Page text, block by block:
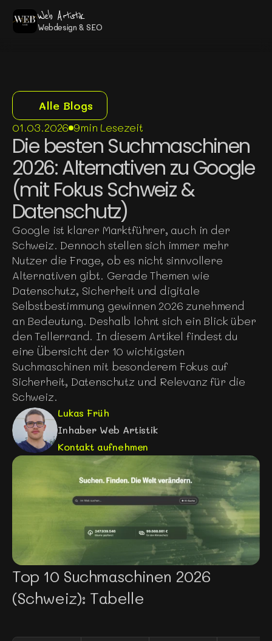
Web Artistik
Webdesign & SEO
Alle Blogs
01.03.2026 9min Lesezeit
Die besten Suchmaschinen
2026: Alternativen zu Google
(mit Fokus Schweiz &
Datenschutz)
Google ist klarer Marktführer, auch in der
Schweiz. Dennoch stellen sich immer mehr
Nutzer die Frage, ob es nicht sinnvollere
Alternativen gibt. Gerade Themen wie
Datenschutz, Sicherheit und digitale
Selbstbestimmung gewinnen 2026 zunehmend
an Bedeutung. Deshalb lohnt sich ein Blick über
den Tellerrand. In diesem Artikel findest du
eine Übersicht der 10 wichtigsten
Suchmaschinen mit besonderem Fokus auf
Sicherheit, Datenschutz und Relevanz für die
Schweiz.
Lukas Früh
Inhaber Web Artistik
Kontakt aufnehmen
Top 10 Suchmaschinen 2026
(Schweiz): Tabelle